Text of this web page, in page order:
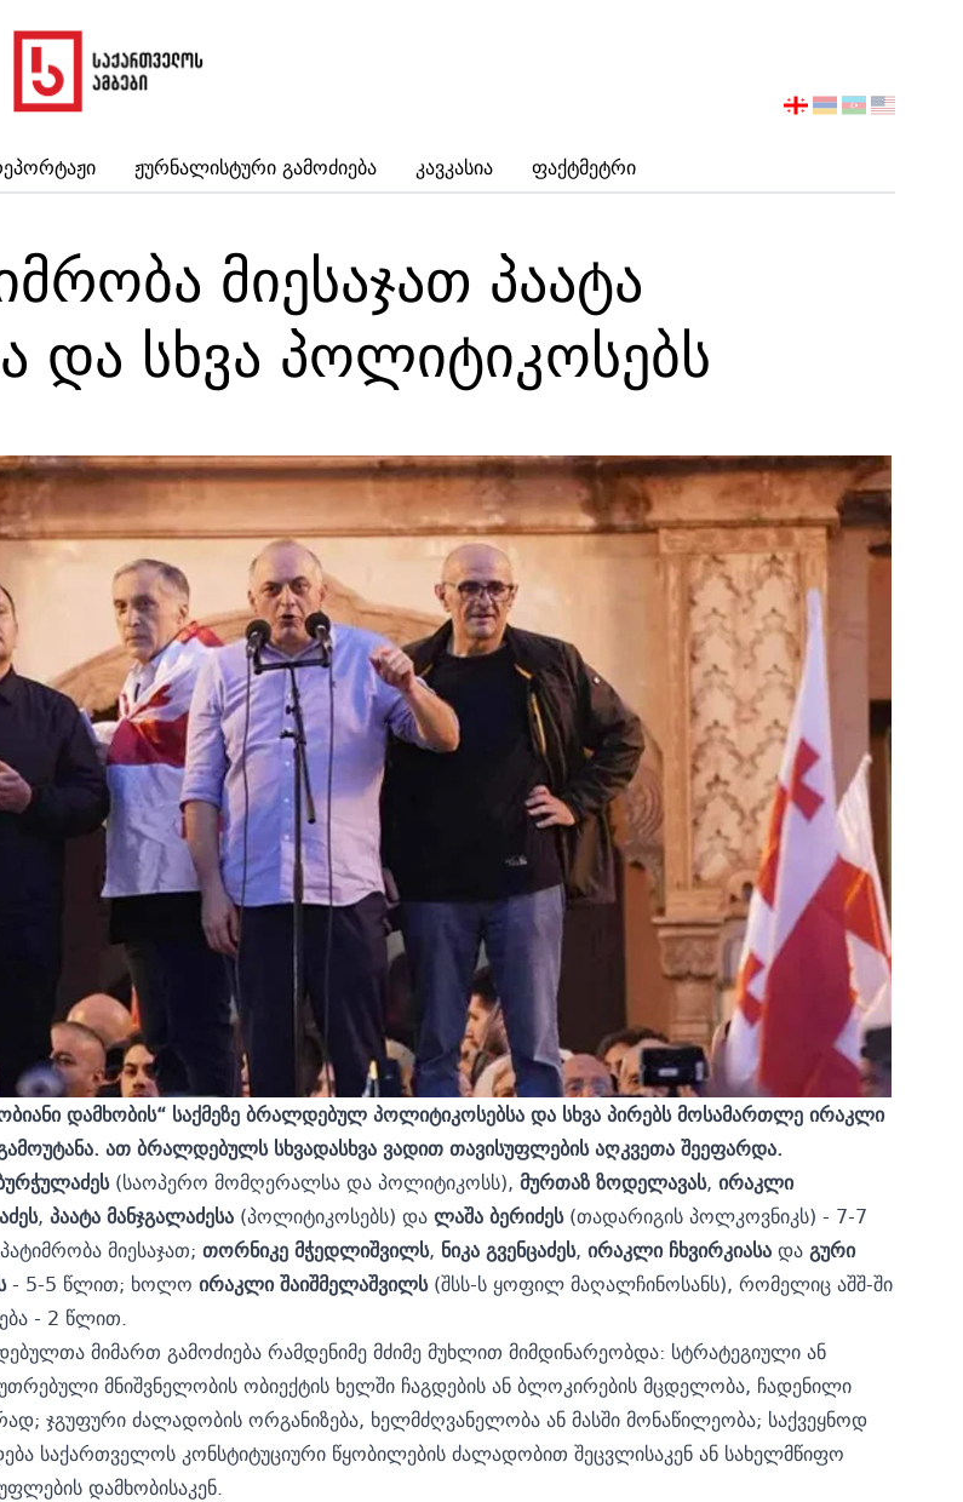
Ჟურნალისტური Გამოძიება Კავკასია Ფაქტმეტრი
აირჩიეთ
მიესაჯათ პაატა
და სხვა პოლიტიკოსებს
დამხობის“ საქმეზე ბრალდებულ პოლიტიკოსებსა და სხვა პირებს მოსამართლე ირაკლი
გამოუტანა. ათ ბრალდებულს სხვადასხვა ვადით თავისუფლების აღკვეთა შეეფარდა.
(საოპერო მომღერალსა და პოლიტიკოსს), მურთაზზოდელავას, ირაკლი
, პაატამანჯგალაძესა (პოლიტიკოსებს) დალაშაბერიძეს(თადარიგის პოლკოვნიკს) - 7-7
მიესაჯათ; თორნიკემჭედლიშვილს, ნიკაგვენცაძეს, ირაკლი ჩხვირკიასადაგური
- 5-5 წლით; ხოლო ირაკლიშაიშმელაშვილს(შსს-ს ყოფილ მაღალჩინოსანს), რომელიც აშშ-ში
- 2 წლით.
მიმართ გამოძიება რამდენიმე მძიმე მუხლით მიმდინარეობდა: სტრატეგიული ან
მნიშვნელობის ობიექტის ხელში ჩაგდების ან ბლოკირების მცდელობა, ჩადენილი
ჯგუფური ძალადობის ორგანიზება, ხელმძღვანელობა ან მასში მონაწილეობა; საქვეყნოდ
საქართველოს კონსტიტუციური წყობილების ძალადობით შეცვლისაკენ ან სახელმწიფო
დამხობისაკენ.